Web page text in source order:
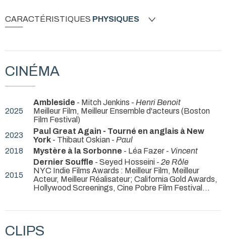
CARACTÉRISTIQUES PHYSIQUES
CINÉMA
2025
Ambleside - Mitch Jenkins - Henri Benoit
Meilleur Film, Meilleur Ensemble d'acteurs (Boston
Film Festival)
2023
Paul Great Again - Tourné en anglais à New
York - Thibaut Oskian - Paul
2018
Mystère à la Sorbonne - Léa Fazer - Vincent
2015
Dernier Souffle - Seyed Hosseini - 2e Rôle
NYC Indie Films Awards : Meilleur Film, Meilleur
Acteur, Meilleur Réalisateur; California Gold Awards,
Hollywood Screenings, Cine Pobre Film Festival...
CLIPS